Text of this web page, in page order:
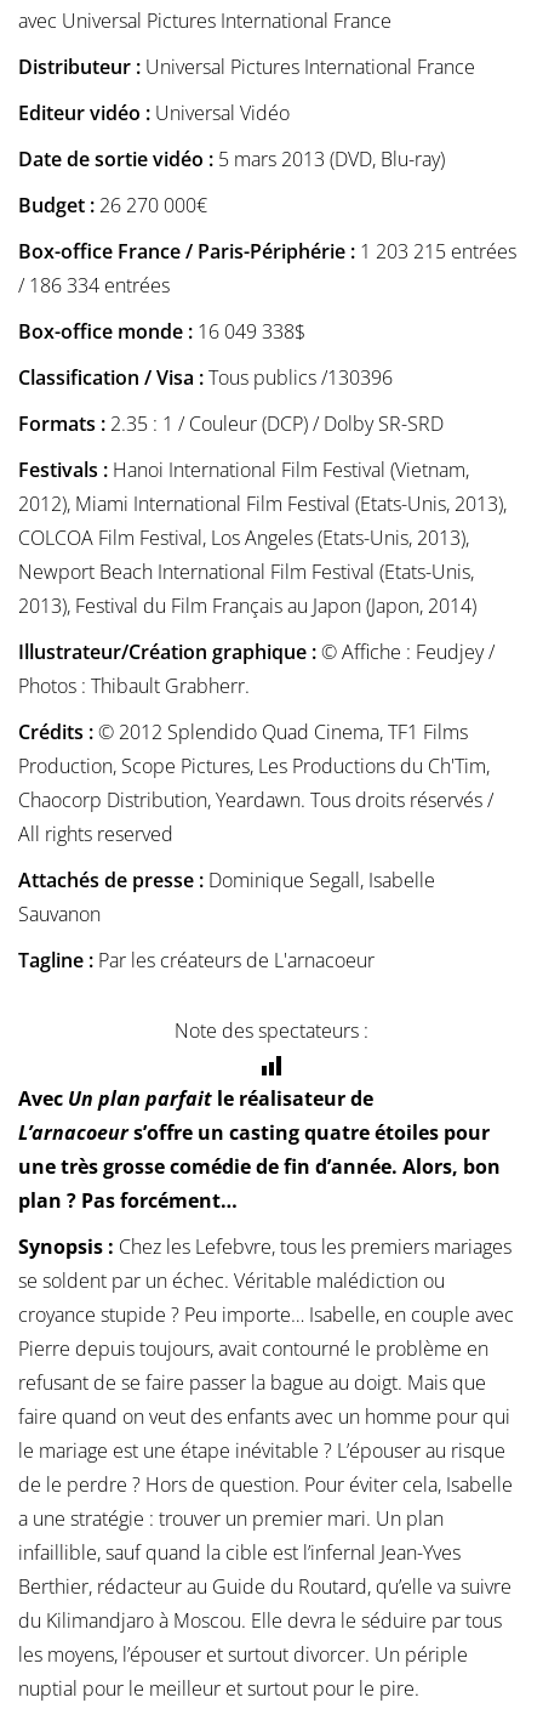
avec Universal Pictures International France
Distributeur : Universal Pictures International France
Editeur vidéo : Universal Vidéo
Date de sortie vidéo : 5 mars 2013 (DVD, Blu-ray)
Budget : 26 270 000€
Box-office France / Paris-Périphérie : 1 203 215 entrées
/ 186 334 entrées
Box-office monde : 16 049 338$
Classification / Visa :Tous publics /130396
Formats : 2.35 : 1 / Couleur (DCP) / Dolby SR-SRD
Festivals : Hanoi International Film Festival (Vietnam,
2012), Miami International Film Festival (Etats-Unis, 2013),
COLCOA Film Festival, Los Angeles (Etats-Unis, 2013),
Newport Beach International Film Festival (Etats-Unis,
2013), Festival du Film Français au Japon (Japon, 2014)
Illustrateur/Création graphique :© Affiche : Feudjey /
Photos : Thibault Grabherr.
Crédits :© 2012 Splendido Quad Cinema, TF1 Films
Production, Scope Pictures, Les Productions du Ch'Tim,
Chaocorp Distribution, Yeardawn. Tous droits réservés /
All rights reserved
Attachés de presse : Dominique Segall, Isabelle
Sauvanon
Tagline : Par les créateurs de L'arnacoeur
Note des spectateurs :
Avec Un plan parfait le réalisateur de
L’arnacoeurs’offre un casting quatre étoiles pour
une très grosse comédie de fin d’année. Alors, bon
plan ? Pas forcément…
Synopsis : Chez les Lefebvre, tous les premiers mariages
se soldent par un échec. Véritable malédiction ou
croyance stupide ? Peu importe… Isabelle, en couple avec
Pierre depuis toujours, avait contourné le problème en
refusant de se faire passer la bague au doigt. Mais que
faire quand on veut des enfants avec un homme pour qui
le mariage est une étape inévitable ? L’épouser au risque
de le perdre ? Hors de question. Pour éviter cela, Isabelle
a une stratégie : trouver un premier mari. Un plan
infaillible, sauf quand la cible est l’infernal Jean-Yves
Berthier, rédacteur au Guide du Routard, qu’elle va suivre
du Kilimandjaro à Moscou. Elle devra le séduire par tous
les moyens, l’épouser et surtout divorcer. Un périple
nuptial pour le meilleur et surtout pour le pire.